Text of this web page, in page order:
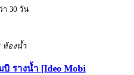
30 วัน
ห้องน้ำ
บิ รางน้ำ [Ideo Mobi